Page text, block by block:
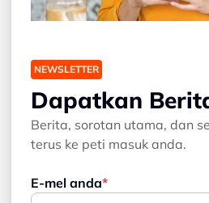
NEWSLETTER
Dapatkan
Berita, sorotan utama, dan
terus ke peti masuk anda.
E-mel anda